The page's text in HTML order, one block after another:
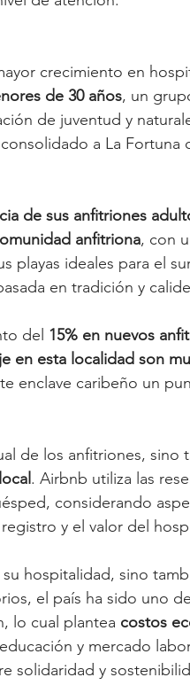
crecimiento en
de 30 años, un
de juventud y
a La Fortuna
de sus anfitriones
anfitriona, con
playas ideales para el
en tradición y
del 15% en nuevos
en esta localidad son
enclave caribeño un
de los anfitriones, sino
. Airbnb utiliza las
considerando
y el valor del
hospitalidad, sino
el país ha sido uno
lo cual plantea costos
y mercado
solidaridad y